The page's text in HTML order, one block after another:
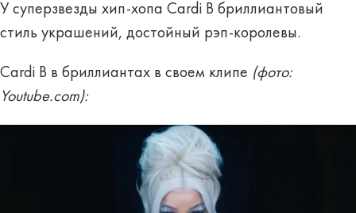
У суперзвезды хип-хопа Cardi B бриллиантовый
стиль украшений, достойный рэп-королевы.
Cardi B в бриллиантах в своем клипе (фото:
Youtube.com):